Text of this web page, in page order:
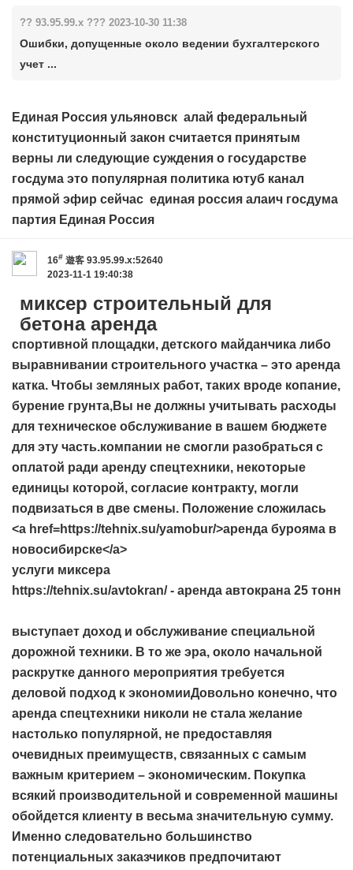
?? 93.95.99.x ??? 2023-10-30 11:38
Ошибки, допущенные около ведении бухгалтерского
учет ...
Единая Россия ульяновск алай федеральный
конституционный закон считается принятым
верны ли следующие суждения о государстве
госдума это популярная политика ютуб канал
прямой эфир сейчас единая россия алаич госдума
партия Единая Россия
16# 遊客 93.95.99.x:52640
2023-11-1 19:40:38
миксер строительный для
бетона аренда
спортивной площадки, детского майданчика либо
выравнивании строительного участка – это аренда
катка. Чтобы земляных работ, таких вроде копание,
бурение грунта,Вы не должны учитывать расходы
для техническое обслуживание в вашем бюджете
для эту часть.компании не смогли разобраться с
оплатой ради аренду спецтехники, некоторые
единицы которой, согласие контракту, могли
подвизаться в две смены. Положение сложилась
<a href=https://tehnix.su/yamobur/>аренда бурояма в
новосибирске</a>
услуги миксера
https://tehnix.su/avtokran/ - аренда автокрана 25 тонн
выступает доход и обслуживание специальной
дорожной техники. В то же эра, около начальной
раскрутке данного мероприятия требуется
деловой подход к экономииДовольно конечно, что
аренда спецтехники николи не стала желание
настолько популярной, не предоставляя
очевидных преимуществ, связанных с самым
важным критерием – экономическим. Покупка
всякий производительной и современной машины
обойдется клиенту в весьма значительную сумму.
Именно следовательно большинство
потенциальных заказчиков предпочитают